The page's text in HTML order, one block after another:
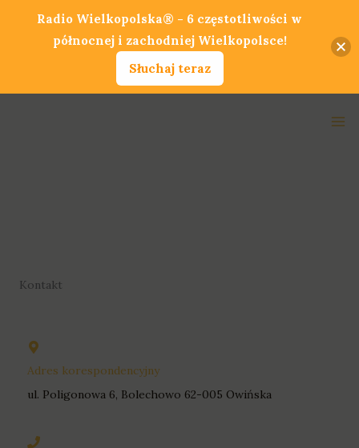
Kontakt
Adres korespondencyjny
ul. Poligonowa 6, Bolechowo 62-005 Owińska
Radio Wielkopolska® - 6 częstotliwości w
północnej i zachodniej Wielkopolsce!
Słuchaj teraz